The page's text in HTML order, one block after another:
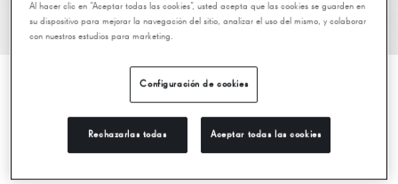
PUZZLE OF GAUDÍ BUILDINGS
Al hacer clic en “Aceptar todas las cookies”, usted acepta que las cookies se guarden en
su dispositivo para mejorar la navegación del sitio, analizar el uso del mismo, y colaborar
con nuestros estudios para marketing.
Configuración de cookies
Rechazarlas todas Aceptar todas las cookies